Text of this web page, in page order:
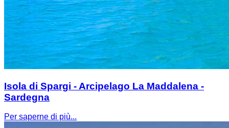
Isola di Spargi - Arcipelago La Maddalena -
Sardegna
Per saperne di più...